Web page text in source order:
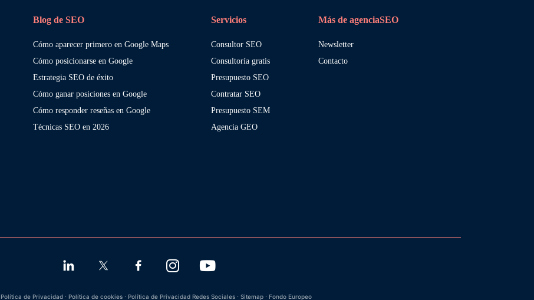
Blog de SEO
Cómo aparecer primero en Google Maps
Cómo posicionarse en Google
Estrategia SEO de éxito
Cómo ganar posiciones en Google
Cómo responder reseñas en Google
Técnicas SEO en 2026
Servicios
Consultor SEO
Consultoría gratis
Presupuesto SEO
Contratar SEO
Presupuesto SEM
Agencia GEO
Más de agenciaSEO
Newsletter
Contacto
Política de Privacidad · Política de cookies · Política de Privacidad Redes Sociales · Sitemap · Fondo Europeo